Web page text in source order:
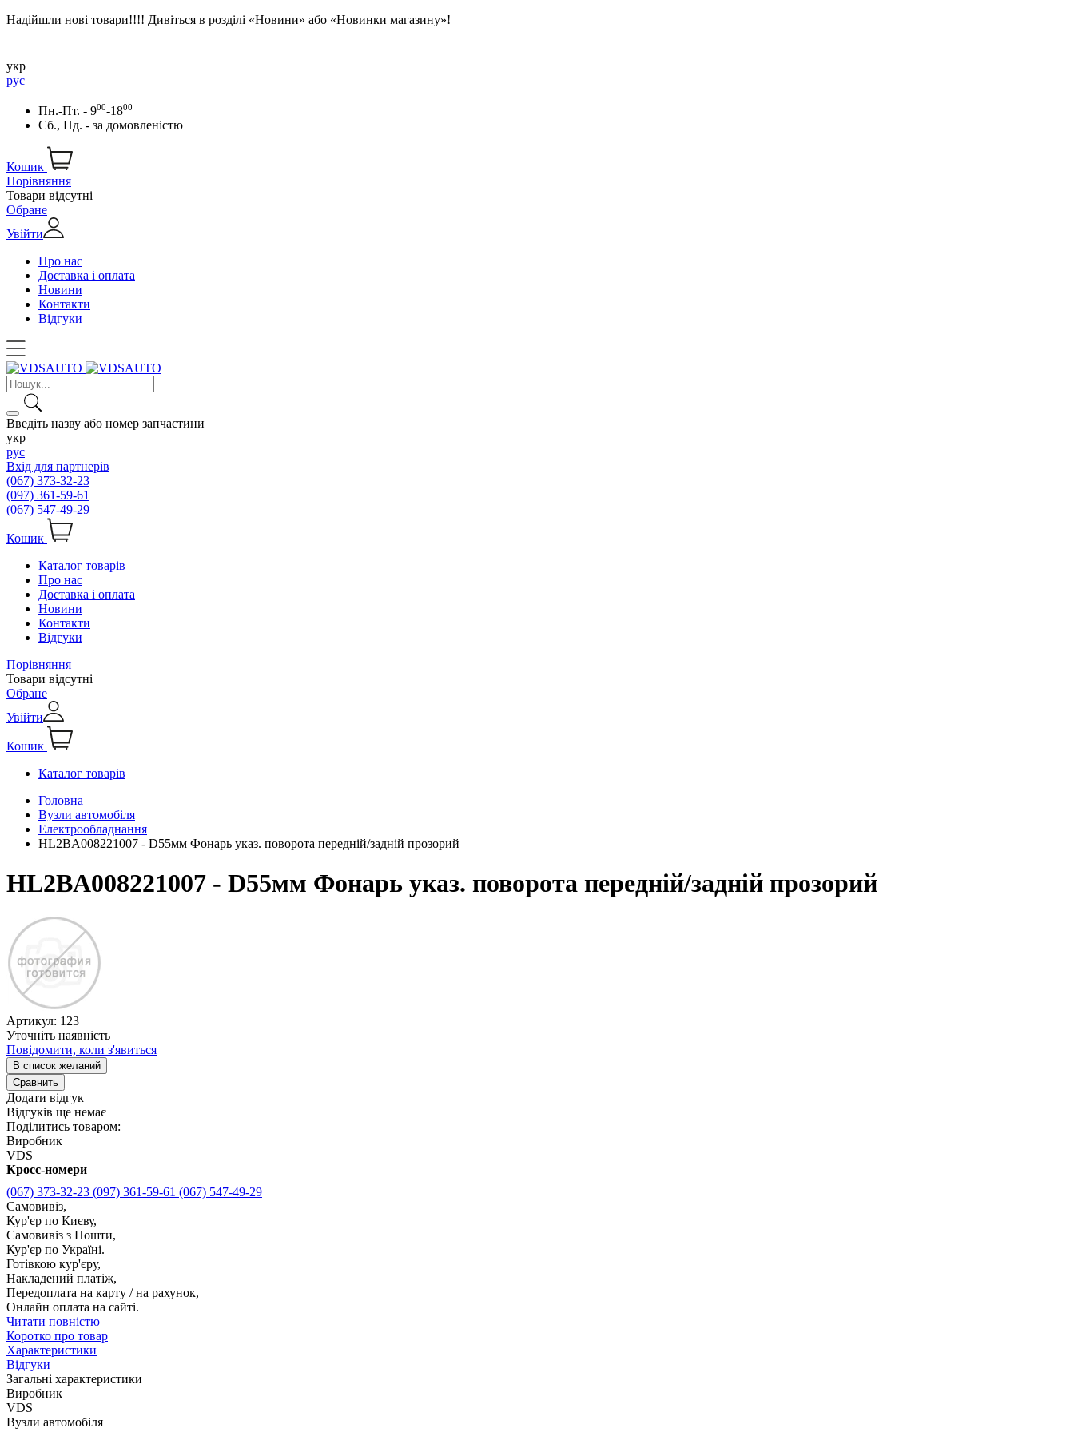
Надійшли нові товари!!!! Дивіться в розділі «Новини» або «Новинки магазину»!
укр
рус
Пн.-Пт. - 900-1800
Сб., Нд. - за домовленістю
Кошик
Порівняння
Товари відсутні
Обране
Увійти
Про нас
Доставка і оплата
Новини
Контакти
Відгуки
Введіть назву або номер запчастини
укр
рус
Вхід для партнерів
(067) 373-32-23
(097) 361-59-61
(067) 547-49-29
Кошик
Каталог товарів
Про нас
Доставка і оплата
Новини
Контакти
Відгуки
Порівняння
Товари відсутні
Обране
Увійти
Кошик
Каталог товарів
Головна
Вузли автомобіля
Електрообладнання
HL2BA008221007 - D55мм Фонарь указ. поворота передній/задній прозорий
HL2BA008221007 - D55мм Фонарь указ. поворота передній/задній прозорий
Артикул: 123
Уточніть наявність
Повідомити, коли з'явиться
В список желаний
Сравнить
Додати відгук
Відгуків ще немає
Поділитись товаром:
Виробник
VDS
Кросс-номери
(067) 373-32-23 (097) 361-59-61 (067) 547-49-29
Самовивіз,
Кур'єр по Києву,
Самовивіз з Пошти,
Кур'єр по Україні.
Готівкою кур'єру,
Накладений платіж,
Передоплата на карту / на рахунок,
Онлайн оплата на сайті.
Читати повністю
Коротко про товар
Характеристики
Відгуки
Загальні характеристики
Виробник
VDS
Вузли автомобіля